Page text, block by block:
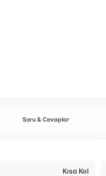
Soru & Cevaplar
Kısa Kol